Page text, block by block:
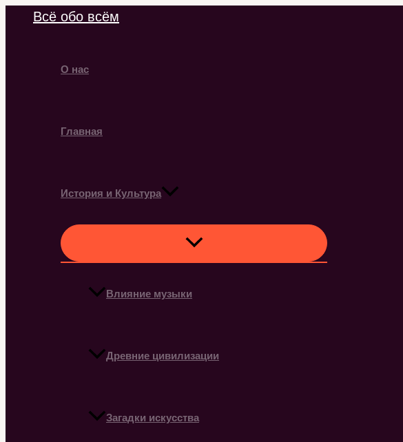
ПерейтиВсё обо всём
О нас
Главная
История и Культура
Влияние музыки
Древние цивилизации
Загадки искусства